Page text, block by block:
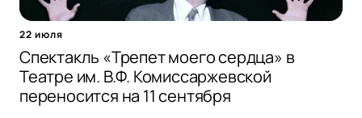
22 июля
Спектакль «Трепет моего сердца» в
Театре им. В.Ф. Комиссаржевской
переносится на 11 сентября